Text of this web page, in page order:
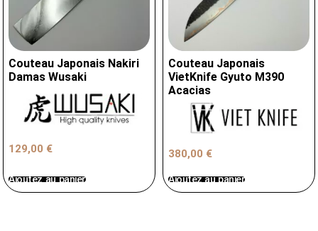
Couteau Japonais Nakiri
Damas Wusaki
129,00 €
Ajoutez au panier
Couteau Japonais
VietKnife Gyuto M390
Acacias
380,00 €
Ajoutez au panier